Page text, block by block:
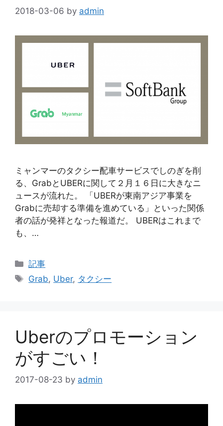
2018-03-06 by admin
ミャンマーのタクシー配車サービスでしのぎを削
る、GrabとUBERに関して２月１６日に大きなニ
ュースが流れた。 「UBERが東南アジア事業を
Grabに売却する準備を進めている」といった関係
者の話が発祥となった報道だ。 UBERはこれまで
も、…
Categories
記事
Tags
Grab, Uber, タクシー
Uberのプロモーション
がすごい！
2017-08-23 by admin